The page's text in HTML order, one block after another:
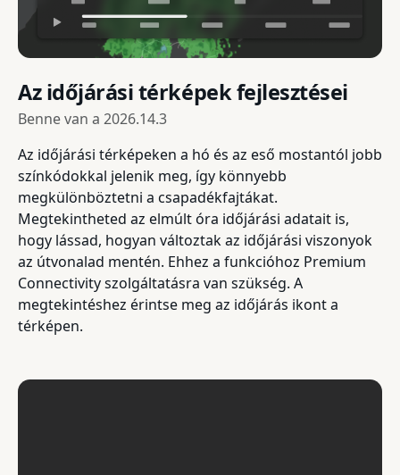
Az időjárási térképek fejlesztései
Benne van a 2026.14.3
Az időjárási térképeken a hó és az eső mostantól jobb
színkódokkal jelenik meg, így könnyebb
megkülönböztetni a csapadékfajtákat.
Megtekintheted az elmúlt óra időjárási adatait is,
hogy lássad, hogyan változtak az időjárási viszonyok
az útvonalad mentén. Ehhez a funkcióhoz Premium
Connectivity szolgáltatásra van szükség. A
megtekintéshez érintse meg az időjárás ikont a
térképen.